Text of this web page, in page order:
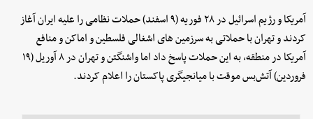
آمریکا و رژیم اسرائیل در ۲۸ فوریه (۹ اسفند) حملات نظامی را علیه ایران آغاز
کردند و تهران با حملاتی به سرزمین های اشغالی فلسطین و اماکن و منافع
آمریکا در منطقه، به این حملات پاسخ داد اما واشنگتن و تهران در ۸ آوریل (۱۹
فروردین) آتش‌بس موقت با میانجیگری پاکستان را اعلام کردند.